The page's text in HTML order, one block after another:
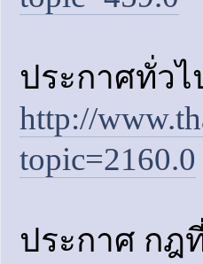
ประกาศทั่ว
http://
topic=2160.0
ประกาศ กฎ